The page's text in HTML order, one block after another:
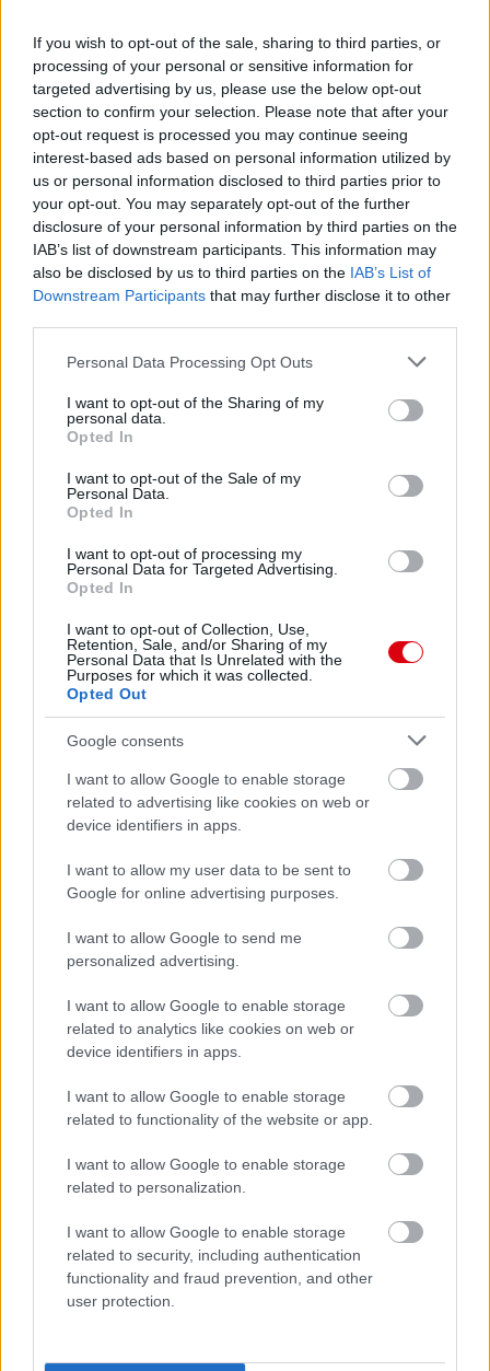
If you wish to opt-out of the sale, sharing to third parties, or
processing of your personal or sensitive information for
targeted advertising by us, please use the below opt-out
section to confirm your selection. Please note that after your
opt-out request is processed you may continue seeing
interest-based ads based on personal information utilized by
us or personal information disclosed to third parties prior to
your opt-out. You may separately opt-out of the further
disclosure of your personal information by third parties on the
IAB’s list of downstream participants. This information may
also be disclosed by us to third parties on the IAB’s List of
Downstream Participants that may further disclose it to other
Please note that this website/app uses one or more Google
not limited to your visit or usage behaviour. You may click to
grant or deny consent to Google and its third-party tags to
use your data for below specified purposes in below Google
consent section.
Personal Data Processing Opt Outs
I want to opt-out of the Sharing of my
personal data.
Opted In
I want to opt-out of the Sale of my
Personal Data.
Opted In
I want to opt-out of processing my
Personal Data for Targeted Advertising.
Opted In
I want to opt-out of Collection, Use,
Retention, Sale, and/or Sharing of my
Personal Data that Is Unrelated with the
Purposes for which it was collected.
Opted Out
Google consents
I want to allow Google to enable storage
related to advertising like cookies on web or
device identifiers in apps.
I want to allow my user data to be sent to
Google for online advertising purposes.
I want to allow Google to send me
personalized advertising.
I want to allow Google to enable storage
related to analytics like cookies on web or
device identifiers in apps.
I want to allow Google to enable storage
related to functionality of the website or app.
I want to allow Google to enable storage
related to personalization.
I want to allow Google to enable storage
related to security, including authentication
functionality and fraud prevention, and other
user protection.
Meccs Center
Paris Saint-Germain
Manchester United
Felkészülési szezon 4. mérkőzés
Nya Ullevi, Göteborg
1 nap 15 óra 42 perc 1 másodperc
Leeds UnitedvsManchester United2026-08-12 20:30
ELŐZŐ MÉRKŐZÉSEK
Támogatás
Támogasd adományoddal
Kapcsolódó hírek
OLE GUNNAR SOLSKJAER